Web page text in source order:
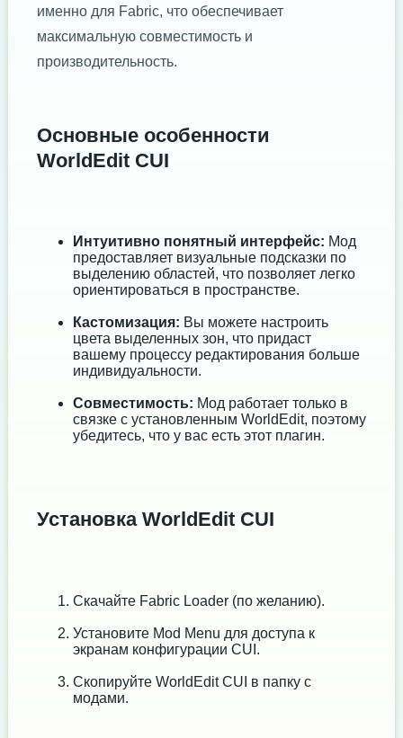
именно для Fabric, что обеспечивает
максимальную совместимость и
производительность.
Основные особенности
WorldEdit CUI
Интуитивно понятный интерфейс: Мод
предоставляет визуальные подсказки по
выделению областей, что позволяет легко
ориентироваться в пространстве.
Кастомизация: Вы можете настроить
цвета выделенных зон, что придаст
вашему процессу редактирования больше
индивидуальности.
Совместимость: Мод работает только в
связке с установленным WorldEdit, поэтому
убедитесь, что у вас есть этот плагин.
Установка WorldEdit CUI
Скачайте Fabric Loader (по желанию).
Установите Mod Menu для доступа к
экранам конфигурации CUI.
Скопируйте WorldEdit CUI в папку с
модами.